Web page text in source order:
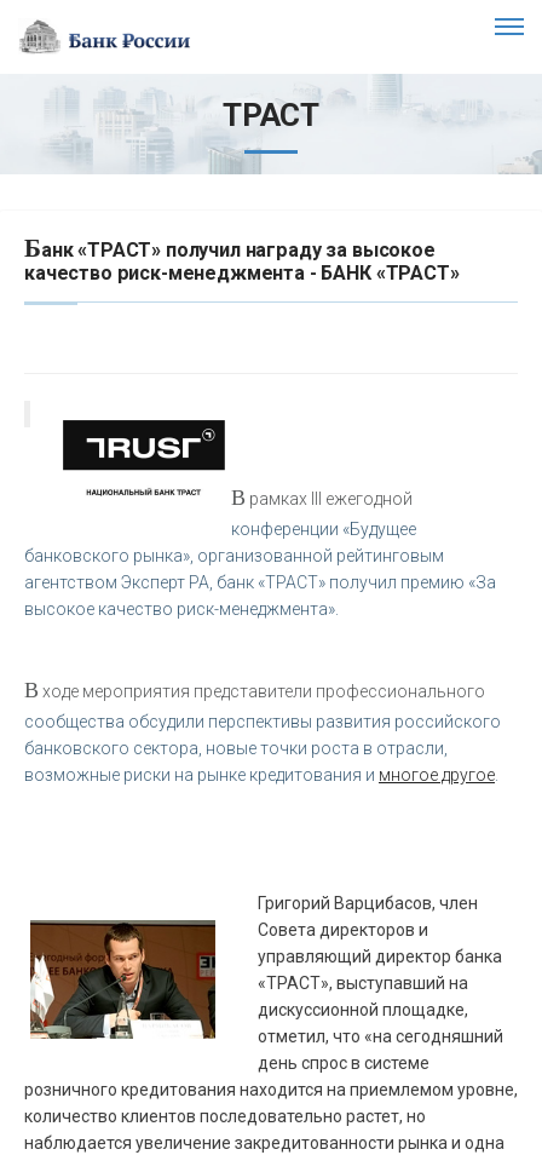
ТРАСТ
Банк «ТРАСТ» получил награду за высокое
качество риск-менеджмента - БАНК «ТРАСТ»
В рамках III ежегодной
конференции «Будущее
банковского рынка», организованной рейтинговым
агентством Эксперт РА, банк «ТРАСТ» получил премию «За
высокое качество риск-менеджмента».
В ходе мероприятия представители профессионального
сообщества обсудили перспективы развития российского
банковского сектора, новые точки роста в отрасли,
возможные риски на рынке кредитования и многое другое
Григорий Варцибасов, член
Совета директоров и
управляющий директор банка
«ТРАСТ», выступавший на
дискуссионной площадке,
отметил, что «на сегодняшний
день спрос в системе
розничного кредитования находится на приемлемом уровне,
количество клиентов последовательно растет, но
наблюдается увеличение закредитованности рынка и одна